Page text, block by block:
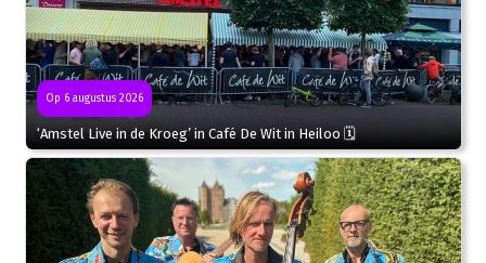
Op 6 augustus 2026
‘Amstel Live in de Kroeg’ in Café De Wit in Heiloo 🗓